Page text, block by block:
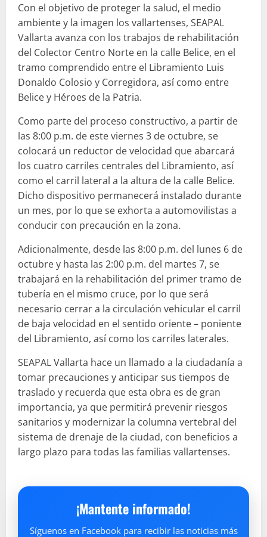
Con el objetivo de proteger la salud, el medio
ambiente y la imagen los vallartenses, SEAPAL
Vallarta avanza con los trabajos de rehabilitación
del Colector Centro Norte en la calle Belice, en el
tramo comprendido entre el Libramiento Luis
Donaldo Colosio y Corregidora, así como entre
Belice y Héroes de la Patria.
Como parte del proceso constructivo, a partir de
las 8:00 p.m. de este viernes 3 de octubre, se
colocará un reductor de velocidad que abarcará
los cuatro carriles centrales del Libramiento, así
como el carril lateral a la altura de la calle Belice.
Dicho dispositivo permanecerá instalado durante
un mes, por lo que se exhorta a automovilistas a
conducir con precaución en la zona.
Adicionalmente, desde las 8:00 p.m. del lunes 6 de
octubre y hasta las 2:00 p.m. del martes 7, se
trabajará en la rehabilitación del primer tramo de
tubería en el mismo cruce, por lo que será
necesario cerrar a la circulación vehicular el carril
de baja velocidad en el sentido oriente – poniente
del Libramiento, así como los carriles laterales.
SEAPAL Vallarta hace un llamado a la ciudadanía a
tomar precauciones y anticipar sus tiempos de
traslado y recuerda que esta obra es de gran
importancia, ya que permitirá prevenir riesgos
sanitarios y modernizar la columna vertebral del
sistema de drenaje de la ciudad, con beneficios a
largo plazo para todas las familias vallartenses.
¡Mantente informado!
Síguenos en Facebook para recibir las noticias más